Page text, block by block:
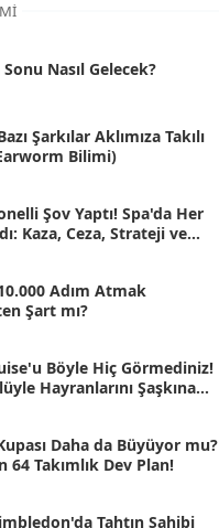
Nasıl Gelecek?
Şarkılar Aklımıza Takılı
Bilimi)
Şov Yaptı! Spa'da Her
Kaza, Ceza, Strateji ve
Adım Atmak
Şart mı?
Böyle Hiç Görmediniz!
Hayranlarını Şaşkına
Daha da Büyüyor mu?
64 Takımlık Dev Plan!
Tahtın Sahibi